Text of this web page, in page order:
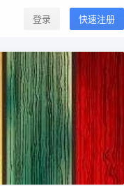
登录 快速注册